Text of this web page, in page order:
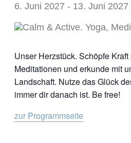
6. Juni 2027 - 13. Juni 2027
Unser Herzstück. Schöpfe
Meditationen und erkunde mit
Landschaft. Nutze das Glück
immer dir danach ist. Be free!
zur Programmseite